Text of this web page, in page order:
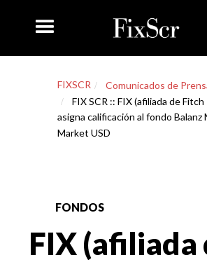
FIXSCR
Comunicados de
FIX SCR :: FIX (afiliada de
asigna calificación al fondo Balanz
Market USD
FONDOS
FIX (afiliada